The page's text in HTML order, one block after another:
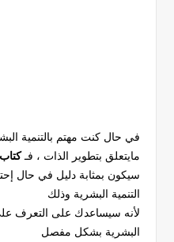
في حال كنت مهتم بالتنمية
مايتعلق بتطوير الذات ، فـ
سيكون بمثابة دليل في حال
التنمية البشرية وذلك
لأنه سيساعدك على التعرف
البشرية بشكل مفصل